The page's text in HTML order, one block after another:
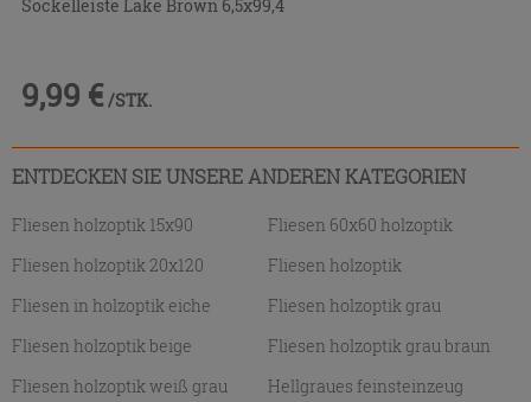
Sockelleiste Lake Brown 6,5x99,4
9,99 € /STK.
ENTDECKEN SIE UNSERE ANDEREN KATEGORIEN
Fliesen holzoptik 15x90
Fliesen 60x60 holzoptik
Fliesen holzoptik 20x120
Fliesen holzoptik
Fliesen in holzoptik eiche
Fliesen holzoptik grau
Fliesen holzoptik beige
Fliesen holzoptik grau braun
Fliesen holzoptik weiß grau
Hellgraues feinsteinzeug